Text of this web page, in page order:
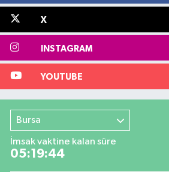
X
INSTAGRAM
YOUTUBE
Bursa
İmsak vaktine kalan süre
05:19:44